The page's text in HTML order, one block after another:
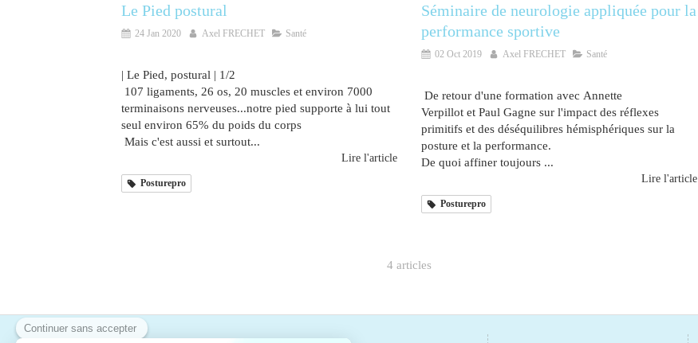
Le Pied postural
24 Jan 2020 Axel FRECHET Santé
| Le Pied, postural | 1/2
107 ligaments, 26 os, 20 muscles et environ 7000
terminaisons nerveuses...notre pied supporte à lui tout
seul environ 65% du poids du corps
Mais c'est aussi et surtout...
Lire l'article
Posturepro
Séminaire de neurologie appliquée pour la
performance sportive
02 Oct 2019 Axel FRECHET Santé
De retour d'une formation avec Annette
Verpillot et Paul Gagne sur l'impact des réflexes
primitifs et des déséquilibres hémisphériques sur la
posture et la performance.
De quoi affiner toujours ...
Lire l'article
Posturepro
4 articles